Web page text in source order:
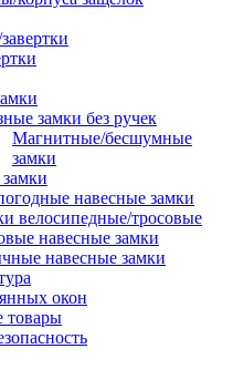
замки без ручек
Магнитные/бесшумные
замки
навесные замки
велосипедные/тросовые
навесные замки
навесные замки
окон
товары